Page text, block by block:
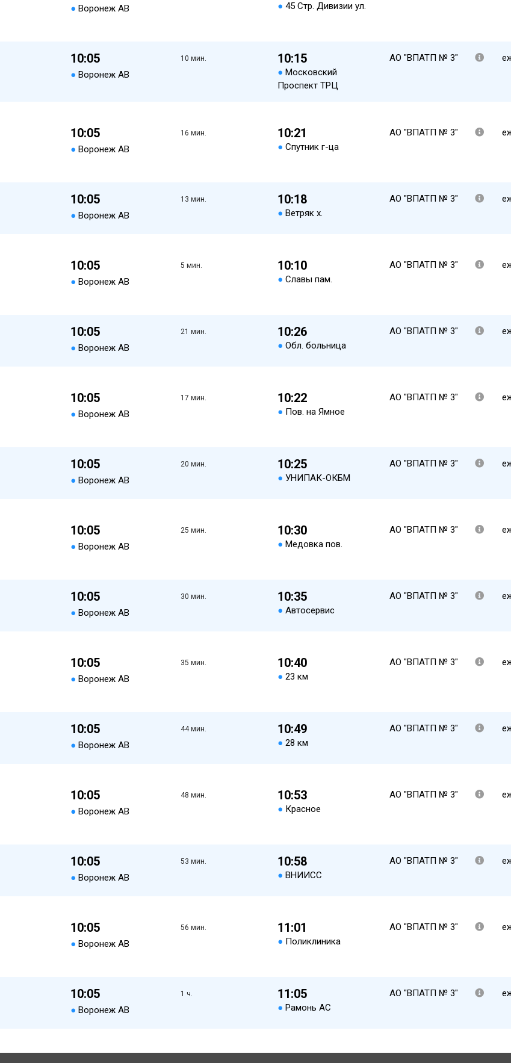
● Воронеж АВ ● 45 Стр. Дивизии ул.
10:05
● Воронеж АВ
10 мин. 10:15
● Московский
Проспект ТРЦ
АО "ВПАТП № 3"
10:05
● Воронеж АВ
16 мин. 10:21
● Спутник г-ца
АО "ВПАТП № 3"
10:05
● Воронеж АВ
13 мин. 10:18
● Ветряк х.
АО "ВПАТП № 3"
10:05
● Воронеж АВ
5 мин. 10:10
● Славы пам.
АО "ВПАТП № 3"
10:05
● Воронеж АВ
21 мин. 10:26
● Обл. больница
АО "ВПАТП № 3"
10:05
● Воронеж АВ
17 мин. 10:22
● Пов. на Ямное
АО "ВПАТП № 3"
10:05
● Воронеж АВ
20 мин. 10:25
● УНИПАК-ОКБМ
АО "ВПАТП № 3"
10:05
● Воронеж АВ
25 мин. 10:30
● Медовка пов.
АО "ВПАТП № 3"
10:05
● Воронеж АВ
30 мин. 10:35
● Автосервис
АО "ВПАТП № 3"
10:05
● Воронеж АВ
35 мин. 10:40
● 23 км
АО "ВПАТП № 3"
10:05
● Воронеж АВ
44 мин. 10:49
● 28 км
АО "ВПАТП № 3"
10:05
● Воронеж АВ
48 мин. 10:53
● Красное
АО "ВПАТП № 3"
10:05
● Воронеж АВ
53 мин. 10:58
● ВНИИСС
АО "ВПАТП № 3"
10:05
● Воронеж АВ
56 мин. 11:01
● Поликлиника
АО "ВПАТП № 3"
10:05
● Воронеж АВ
1 ч. 11:05
● Рамонь АС
АО "ВПАТП № 3"